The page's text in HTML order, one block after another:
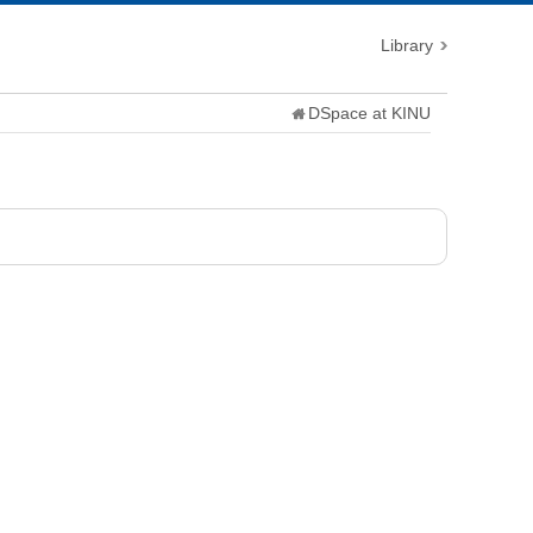
Library
DSpace at KINU